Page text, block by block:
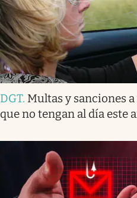
DGT. Multas y sanciones
que no tengan al día este